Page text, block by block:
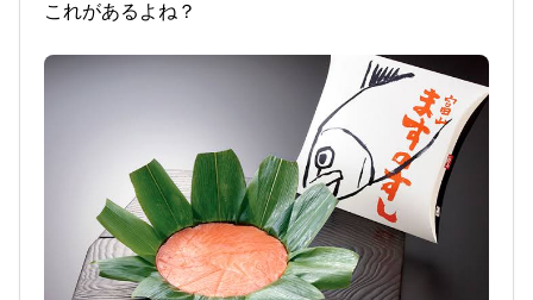
これがあるよね？